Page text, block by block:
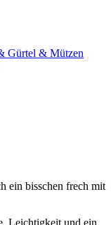
Gürtel & Mützen
ein bisschen frech mit
Leichtigkeit und ein